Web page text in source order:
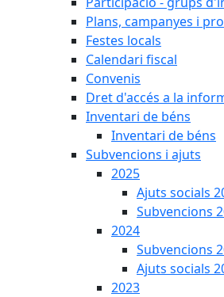
Plans, campanyes i
Festes locals
Calendari fiscal
Convenis
Dret d'accés a la
Inventari de béns
Inventari de béns
Subvencions i ajuts
2025
Ajuts socials
Subvencions
2024
Subvencions
Ajuts socials
2023